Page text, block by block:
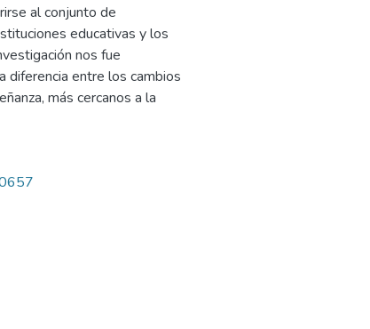
al conjunto de
educativas y los
nos fue
diferencia entre los cambios
más cercanos a la